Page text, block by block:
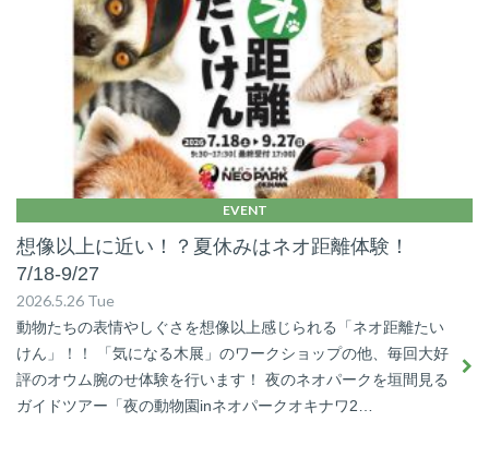
EVENT
想像以上に近い！？夏休みはネオ距離体験！
7/18-9/27
2026.5.26 Tue
動物たちの表情やしぐさを想像以上感じられる「ネオ距離たい
けん」！！ 「気になる木展」のワークショップの他、毎回大好
評のオウム腕のせ体験を行います！ 夜のネオパークを垣間見る
ガイドツアー「夜の動物園inネオパークオキナワ2…